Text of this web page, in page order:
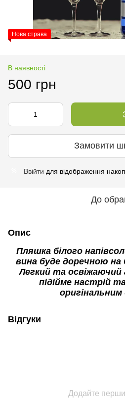
Нова страва
В наявності
500 грн
Замовити
Ввійти для відображення
До
Опис
Пляшка білого
вина буде доречною на
Легкий та освіжаючий
підійме настрій
оригінальним
Відгуки
Додайте